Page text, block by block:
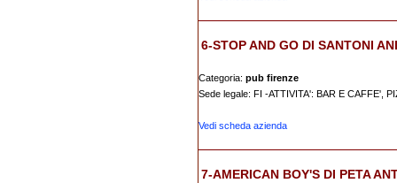
6-STOP AND GO DI SANTONI
Categoria: pub firenze
Sede legale: FI -ATTIVITA': BAR E CAFFE',
Vedi scheda azienda
7-AMERICAN BOY'S DI PETA